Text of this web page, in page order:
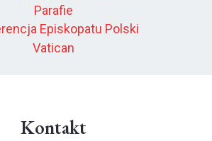
Parafie
Episkopatu Polski
Vatican
Kontakt